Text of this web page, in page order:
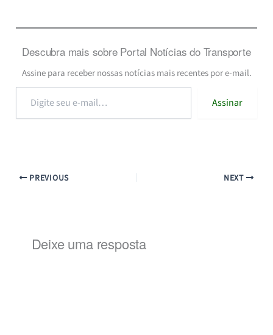
Descubra mais sobre Portal Notícias do Transporte
Assine para receber nossas notícias mais recentes por e-mail.
e-
Assinar
PREVIOUS NEXT
Deixe uma resposta